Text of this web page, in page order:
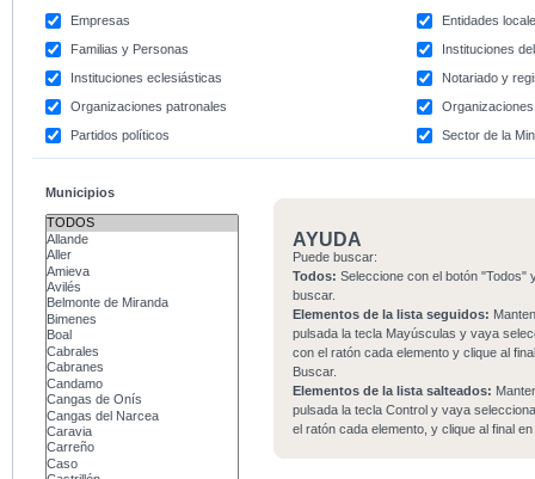
Empresas
Entidades
Familias y Personas
Instituciones
Instituciones eclesiásticas
Notariado y
Organizaciones patronales
Partidos políticos
Sector de la
Municipios
AYUDA
Puede buscar:
Todos: Seleccione con el botón "Todos"
buscar.
Elementos de la lista seguidos:
pulsada la tecla Mayúsculas y vaya
con el ratón cada elemento y clique al
Buscar.
Elementos de la lista salteados:
pulsada la tecla Control y vaya
el ratón cada elemento, y clique al final